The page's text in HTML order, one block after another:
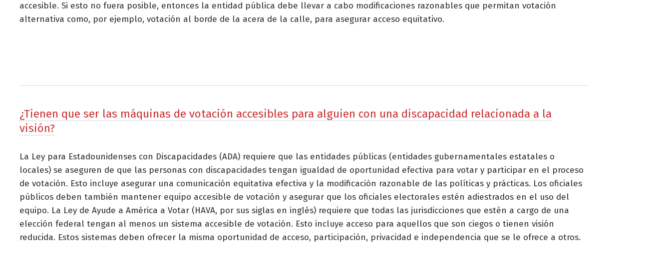
accesible. Si esto no fuera posible, entonces la entidad pública debe llevar a cabo modificaciones razonables que permitan votación
alternativa como, por ejemplo, votación al borde de la acera de la calle, para asegurar acceso equitativo.
¿Tienen que ser las máquinas de votación accesibles para alguien con una discapacidad relacionada a la
visión?
La Ley para Estadounidenses con Discapacidades (ADA) requiere que las entidades públicas (entidades gubernamentales estatales o
locales) se aseguren de que las personas con discapacidades tengan igualdad de oportunidad efectiva para votar y participar en el proceso
de votación. Esto incluye asegurar una comunicación equitativa efectiva y la modificación razonable de las políticas y prácticas. Los oficiales
públicos deben también mantener equipo accesible de votación y asegurar que los oficiales electorales estén adiestrados en el uso del
equipo. La Ley de Ayude a América a Votar (HAVA, por sus siglas en inglés) requiere que todas las jurisdicciones que estén a cargo de una
elección federal tengan al menos un sistema accesible de votación. Esto incluye acceso para aquellos que son ciegos o tienen visión
reducida. Estos sistemas deben ofrecer la misma oportunidad de acceso, participación, privacidad e independencia que se le ofrece a otros.